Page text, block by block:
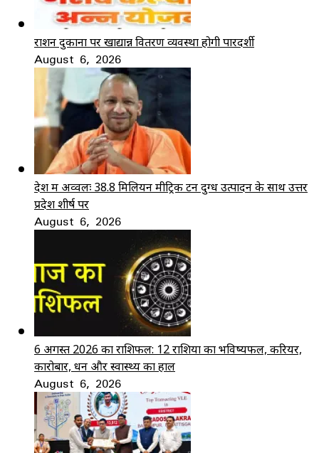
राशन दुकानों पर खाद्यान्न वितरण व्यवस्था होगी पारदर्शी
August 6, 2026
देश में अव्वलः 38.8 मिलियन मीट्रिक टन दुग्ध उत्पादन के साथ उत्तर
प्रदेश शीर्ष पर
August 6, 2026
6 अगस्त 2026 का राशिफल: 12 राशियों का भविष्यफल, करियर,
कारोबार, धन और स्वास्थ्य का हाल
August 6, 2026